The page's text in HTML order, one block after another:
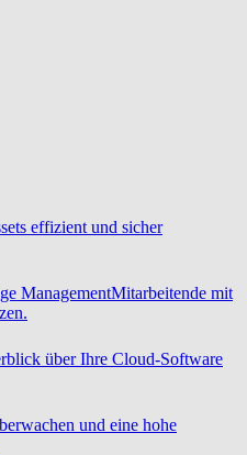
effizient und sicher
ManagementMitarbeitende mit
über Ihre Cloud-Software
und eine hohe